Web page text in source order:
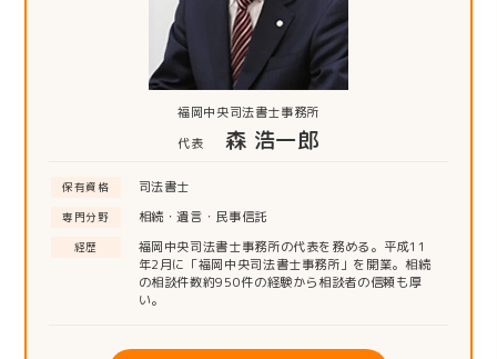
福岡中央司法書士事務所
代表
森 浩一郎
保有資格 司法書士
専門分野 相続・遺言・民事信託
経歴
福岡中央司法書士事務所の代表を務める。平成11
年2月に「福岡中央司法書士事務所」を開業。相続
の相談件数約950件の経験から相談者の信頼も厚
い。